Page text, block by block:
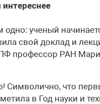
интереснее
ученый
свой доклад и
профессор РАН
Символично, что
в Год науки и